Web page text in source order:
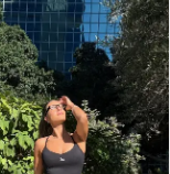
₪379.
₪284.